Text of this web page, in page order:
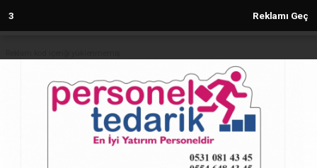
2 Reklamı Geç
Anasayfa
Atatürk Yolcu Vapuru için büyük
dönüşüm!
24.02.2025 - 11:37, Güncelleme: 24.02.2025 - 11:37